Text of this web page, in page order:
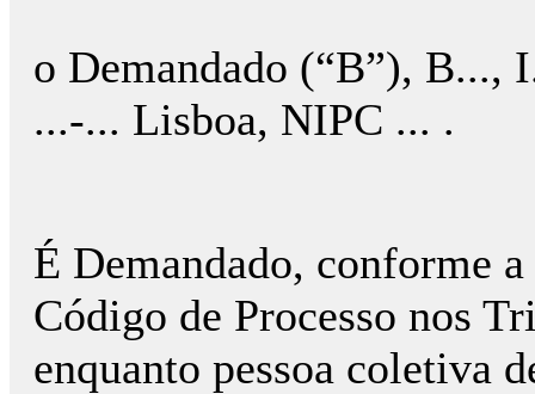
o Demandado (“B”), B...,
...-... Lisboa, NIPC ... .
É Demandado, conforme
Código de Processo nos
enquanto pessoa coletiva